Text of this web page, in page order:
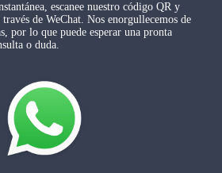
escanee nuestro código QR y
través de WeChat. Nos enorgullecemos de
por lo que puede esperar una pronta
o duda.